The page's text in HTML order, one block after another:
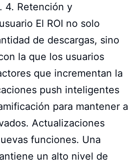
4. Retención y
El ROI no solo
de descargas, sino
la que los usuarios
que incrementan la
push inteligentes
para mantener a
Actualizaciones
funciones. Una
un alto nivel de